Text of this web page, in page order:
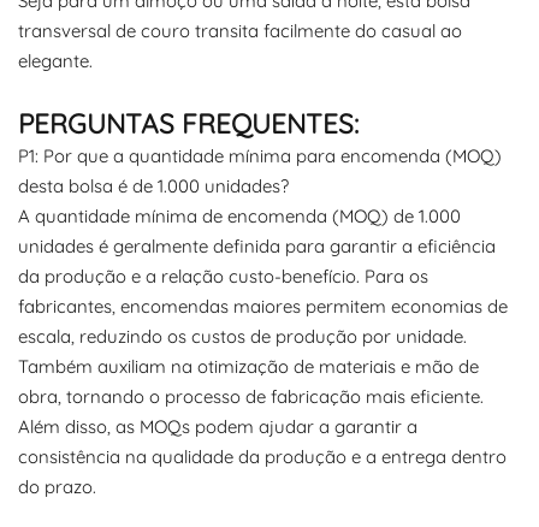
transversal de couro transita facilmente do casual ao
elegante.
PERGUNTAS FREQUENTES:
P1: Por que a quantidade mínima para encomenda (MOQ)
desta bolsa é de 1.000 unidades?
A quantidade mínima de encomenda (MOQ) de 1.000
unidades é geralmente definida para garantir a eficiência
da produção e a relação custo-benefício. Para os
fabricantes, encomendas maiores permitem economias de
escala, reduzindo os custos de produção por unidade.
Também auxiliam na otimização de materiais e mão de
obra, tornando o processo de fabricação mais eficiente.
Além disso, as MOQs podem ajudar a garantir a
consistência na qualidade da produção e a entrega dentro
do prazo.